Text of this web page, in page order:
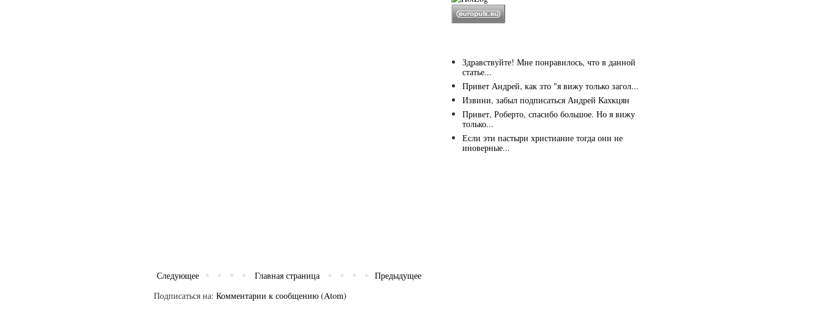
Следующее Предыдущее
Главная страница
Подписаться на: Комментарии к сообщению (Atom)
Здравствуйте! Мне понравилось, что в данной
статье...
Привет Андрей, как зто "я вижу только загол...
Извини, забыл подписаться Андрей Кахкцян
Привет, Роберто, спасибо большое. Но я вижу
только...
Если эти пастыри христиание тогда они не
иноверные...